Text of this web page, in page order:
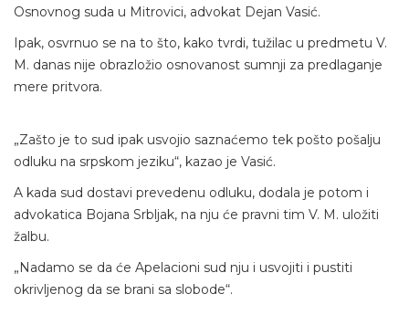
Osnovnog suda u Mitrovici, advokat Dejan Vasić.
Ipak, osvrnuo se na to što, kako tvrdi, tužilac u predmetu V.
M. danas nije obrazložio osnovanost sumnji za predlaganje
mere pritvora.
„Zašto je to sud ipak usvojio saznaćemo tek pošto pošalju
odluku na srpskom jeziku“, kazao je Vasić.
A kada sud dostavi prevedenu odluku, dodala je potom i
advokatica Bojana Srbljak, na nju će pravni tim V. M. uložiti
žalbu.
„Nadamo se da će Apelacioni sud nju i usvojiti i pustiti
okrivljenog da se brani sa slobode“.